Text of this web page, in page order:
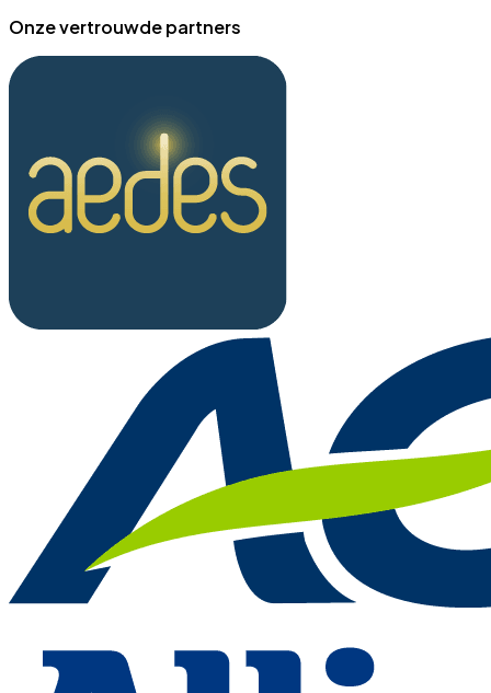
Onze vertrouwde partners